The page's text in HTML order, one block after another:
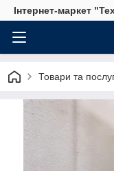
Інтернет-маркет
Товари та